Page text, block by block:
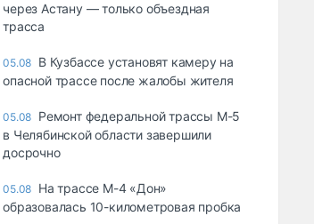
через Астану — только объездная
трасса
05.08 В Кузбассе установят камеру на
опасной трассе после жалобы жителя
05.08 Ремонт федеральной трассы М-5
в Челябинской области завершили
досрочно
05.08 На трассе М-4 «Дон»
образовалась 10-километровая пробка